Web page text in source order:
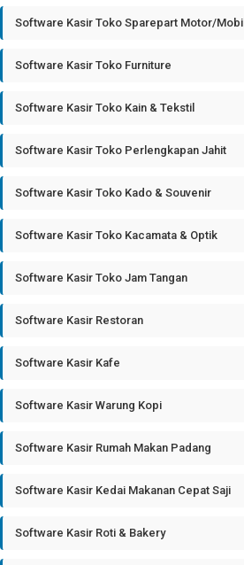
Software Kasir Toko Sparepart Motor/Mobil
Software Kasir Toko Furniture
Software Kasir Toko Kain & Tekstil
Software Kasir Toko Perlengkapan Jahit
Software Kasir Toko Kado & Souvenir
Software Kasir Toko Kacamata & Optik
Software Kasir Toko Jam Tangan
Software Kasir Restoran
Software Kasir Kafe
Software Kasir Warung Kopi
Software Kasir Rumah Makan Padang
Software Kasir Kedai Makanan Cepat Saji
Software Kasir Roti & Bakery